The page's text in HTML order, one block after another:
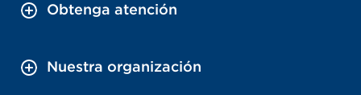
Obtenga atención
Nuestra organización